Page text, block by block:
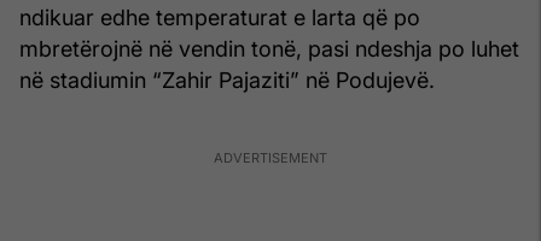
ndikuar edhe temperaturat e larta që po
mbretërojnë në vendin tonë, pasi ndeshja po luhet
në stadiumin “Zahir Pajaziti” në Podujevë.